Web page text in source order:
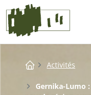
Saltar al contingut
Navigation
Activités
Gernika-Lumo